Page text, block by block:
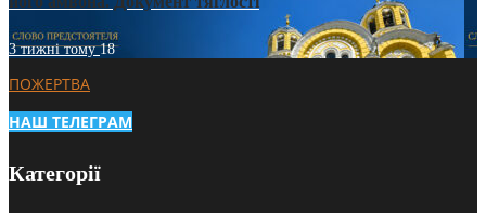
3 тижні тому18
ПОЖЕРТВА
НАШ ТЕЛЕГРАМ
Категорії